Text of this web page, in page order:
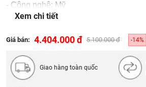
- Công nghệ: Mỹ
- Sản xuất: American Standard
Xem chi tiết
Giá bán: 4.404.000 đ 5.100.000 đ -14%
Giao hàng toàn quốc